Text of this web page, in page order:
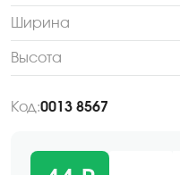
Ширина
Высота
Код:0013 8567